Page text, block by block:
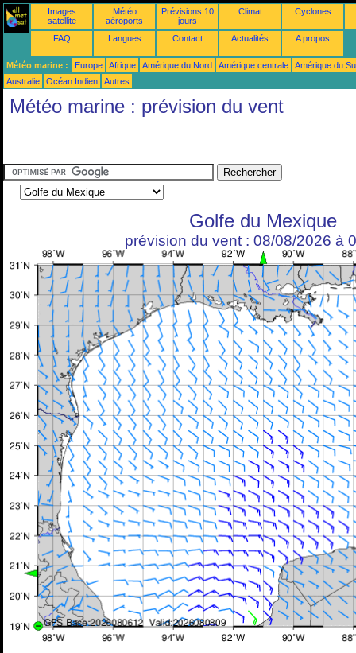
Images
satellite
Météo
aéroports
Prévisions 10
jours
Climat Cyclones
FAQ Langues Contact Actualités A propos
Météo marine : Europe Afrique Amérique du Nord Amérique centrale
Amérique du
Australie
Océan Indien Autres
Météo marine : prévision du vent
Golfe du Mexique
prévision du vent : 08/08/2026 à